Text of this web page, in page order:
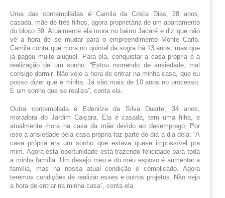
Uma das contempladas é Camila da Costa Dias, 28 anos,
casada, mãe de três filhos, agora proprietária de um apartamento
do bloco 39. Atualmente ela mora no bairro Jacaré e diz que não
vê a hora de se mudar para o empreendimento Monte Carlo.
Camila conta que mora no quintal da sogra há 13 anos, mas que
já pagou muito aluguel. Para ela, conquistar a casa própria é a
realização de um sonho: “Estou morrendo de ansiedade, mal
consigo dormir. Não vejo a hora de entrar na minha casa, que eu
posso dizer que é minha. Já são mais de 10 anos no processo.
É um sonho que se realiza”, conta ela.
Outra contemplada é Edenilze da Silva Duarte, 34 anos,
moradora do Jardim Caiçara. Ela é casada, tem uma filha, e
atualmente mora na casa da mãe devido ao desemprego. Por
isso a ansiedade pela casa própria faz parte do dia a dia dela: “A
casa própria era um sonho que estava quase impossível pra
mim. Agora esta oportunidade está trazendo felicidade para toda
a minha família. Um desejo meu e do meu esposo é aumentar a
família, mas na nossa atual condição é complicado. Agora
teremos condições de realizar esses e outros projetos. Não vejo
a hora de entrar na minha casa”, conta ela.